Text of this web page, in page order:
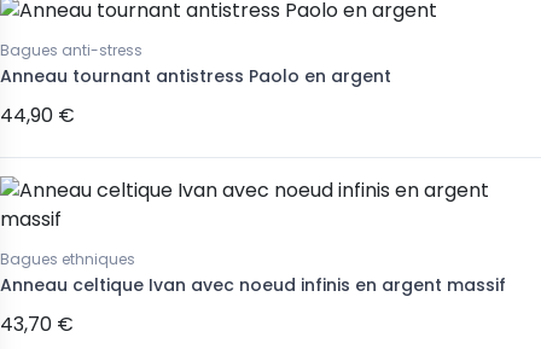
Bagues anti-stress
Anneau tournant antistress Paolo en argent
44,90 €
Bagues ethniques
Anneau celtique Ivan avec noeud infinis en argent massif
43,70 €